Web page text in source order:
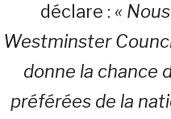
déclare : «
Westminster
donne la chance
préférées de la